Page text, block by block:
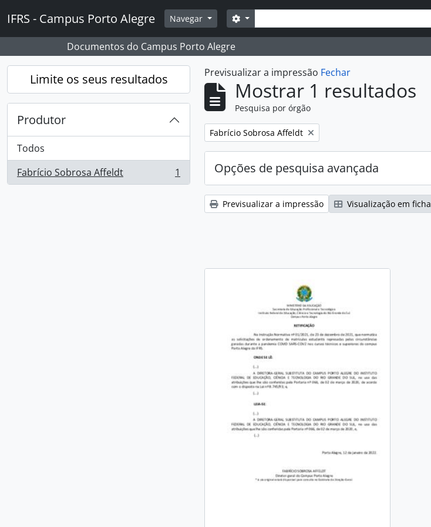
IFRS - Campus Porto Alegre Navegar Pesquisar
Opções de busca
Documentos do Campus Porto Alegre
Limite os seus resultados
Produtor
Todos
Fabrício Sobrosa Affeldt
, 1 resultados 1
Previsualizar a impressão Fechar
Mostrar 1 resultados
Pesquisa por órgão
Remover filtro:
Fabrício Sobrosa Affeldt
Opções de pesquisa avançada
Previsualizar a impressão Visualização em ficha